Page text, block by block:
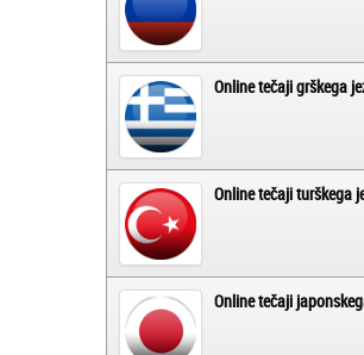
Online tečaji grškega
Online tečaji turškega
Online tečaji